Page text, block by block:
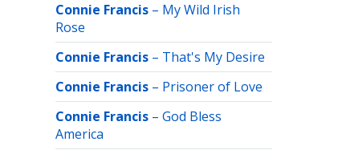
Connie Francis – My Wild Irish
Rose
Connie Francis – That's My Desire
Connie Francis – Prisoner of Love
Connie Francis – God Bless
America